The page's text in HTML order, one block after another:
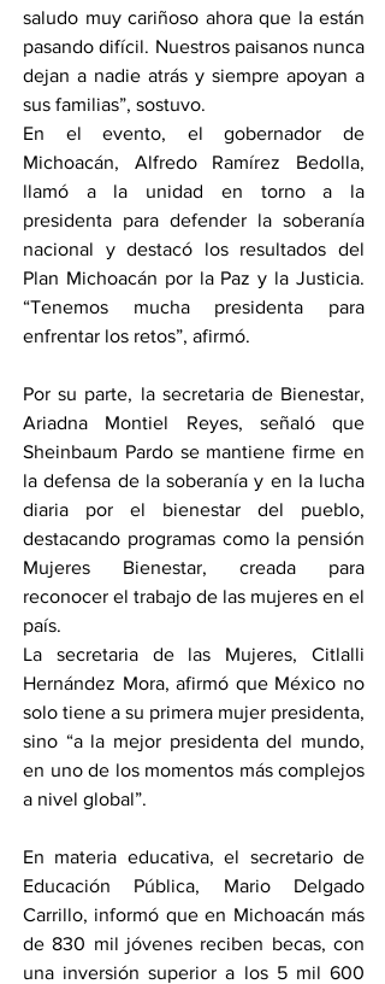
saludo muy cariñoso ahora que la están
pasando difícil. Nuestros paisanos nunca
dejan a nadie atrás y siempre apoyan a
sus familias”, sostuvo.
En el evento, el gobernador de
Michoacán, Alfredo Ramírez Bedolla,
llamó a la unidad en torno a la
presidenta para defender la soberanía
nacional y destacó los resultados del
Plan Michoacán por la Paz y la Justicia.
“Tenemos mucha presidenta para
enfrentar los retos”, afirmó.
Por su parte, la secretaria de Bienestar,
Ariadna Montiel Reyes, señaló que
Sheinbaum Pardo se mantiene firme en
la defensa de la soberanía y en la lucha
diaria por el bienestar del pueblo,
destacando programas como la pensión
Mujeres Bienestar, creada para
reconocer el trabajo de las mujeres en el
país.
La secretaria de las Mujeres, Citlalli
Hernández Mora, afirmó que México no
solo tiene a su primera mujer presidenta,
sino “a la mejor presidenta del mundo,
en uno de los momentos más complejos
a nivel global”.
En materia educativa, el secretario de
Educación Pública, Mario Delgado
Carrillo, informó que en Michoacán más
de 830 mil jóvenes reciben becas, con
una inversión superior a los 5 mil 600